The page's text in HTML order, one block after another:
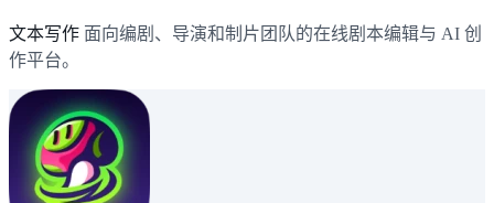
文本写作 面向编剧、导演和制片团队的在线剧本编辑与 AI 创
作平台。